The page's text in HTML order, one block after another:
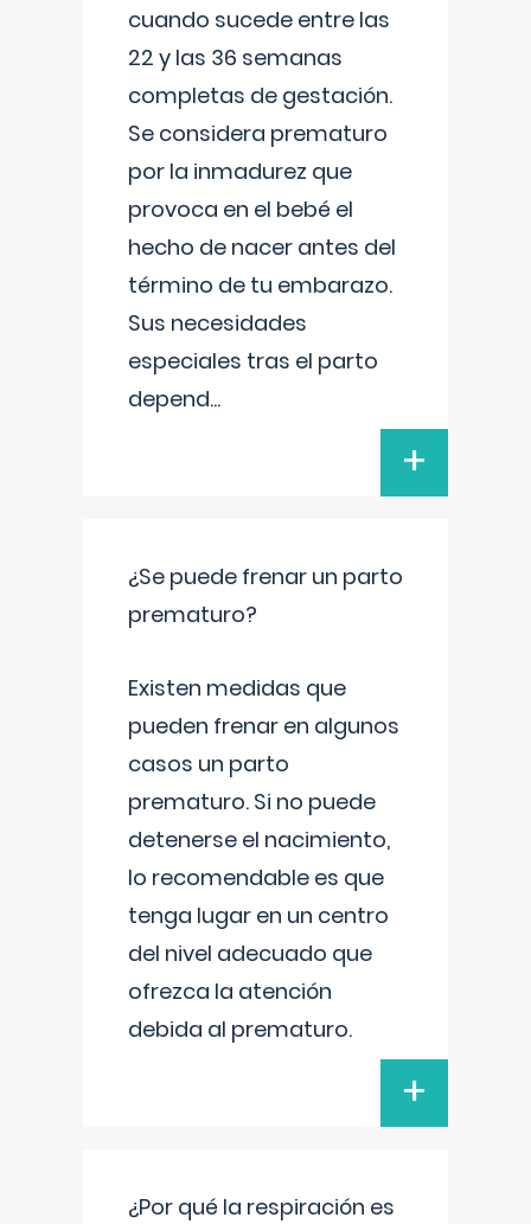
cuando sucede entre las
22 y las 36 semanas
completas de gestación.
Se considera prematuro
por la inmadurez que
provoca en el bebé el
hecho de nacer antes del
término de tu embarazo.
Sus necesidades
especiales tras el parto
depend...
+
¿Se puede frenar un parto
prematuro?
Existen medidas que
pueden frenar en algunos
casos un parto
prematuro. Si no puede
detenerse el nacimiento,
lo recomendable es que
tenga lugar en un centro
del nivel adecuado que
ofrezca la atención
debida al prematuro.
+
¿Por qué la respiración es